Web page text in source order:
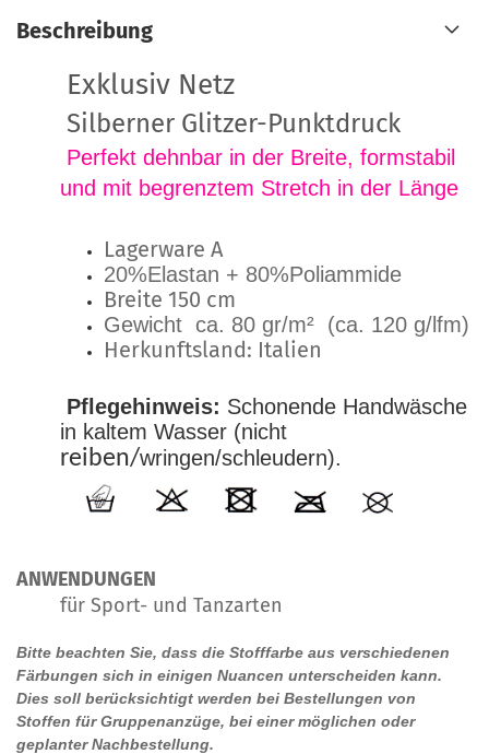
Beschreibung
Exklusiv Netz
Silberner Glitzer-Punktdruck
Perfekt dehnbar in der Breite, formstabil
und mit begrenztem Stretch in der Länge
Lagerware A
20%Elastan + 80%Poliammide
Breite 150 cm
Gewicht ca. 80 gr/m² (ca. 120 g/lfm)
Herkunftsland: Italien
Pflegehinweis: Schonende Handwäsche
in kaltem Wasser (nicht
reiben/wringen/schleudern).
ANWENDUNGEN
für Sport- und Tanzarten
Bitte beachten Sie, dass die Stofffarbe aus verschiedenen
Färbungen sich in einigen Nuancen unterscheiden kann.
Dies soll berücksichtigt werden bei Bestellungen von
Stoffen für Gruppenanzüge, bei einer möglichen oder
geplanter Nachbestellung.